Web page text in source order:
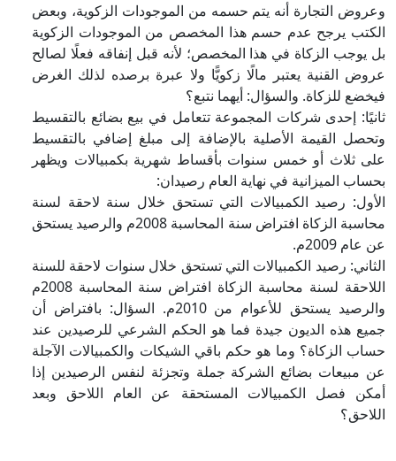
وعروض التجارة أنه يتم حسمه من الموجودات الزكوية، وبعض
الكتب يرجح عدم حسم هذا المخصص من الموجودات الزكوية
بل يوجب الزكاة في هذا المخصص؛ لأنه قبل إنفاقه فعلًا لصالح
عروض القنية يعتبر مالًا زكويًّا ولا عبرة برصده لذلك الغرض
فيخضع للزكاة. والسؤال: أيهما نتبع؟
ثانيًا: إحدى شركات المجموعة تتعامل في بيع بضائع بالتقسيط
وتحصل القيمة الأصلية بالإضافة إلى مبلغ إضافي بالتقسيط
على ثلاث أو خمس سنوات بأقساط شهرية بكمبيالات ويظهر
بحساب الميزانية في نهاية العام رصيدان:
الأول: رصيد الكمبيالات التي تستحق خلال سنة لاحقة لسنة
محاسبة الزكاة افتراض سنة المحاسبة 2008م والرصيد يستحق
عن عام 2009م.
الثاني: رصيد الكمبيالات التي تستحق خلال سنوات لاحقة للسنة
اللاحقة لسنة محاسبة الزكاة افتراض سنة المحاسبة 2008م
والرصيد يستحق للأعوام من 2010م. السؤال: بافتراض أن
جميع هذه الديون جيدة فما هو الحكم الشرعي للرصيدين عند
حساب الزكاة؟ وما هو حكم باقي الشيكات والكمبيالات الآجلة
عن مبيعات بضائع الشركة جملة وتجزئة لنفس الرصيدين إذا
أمكن فصل الكمبيالات المستحقة عن العام اللاحق وبعد
اللاحق؟